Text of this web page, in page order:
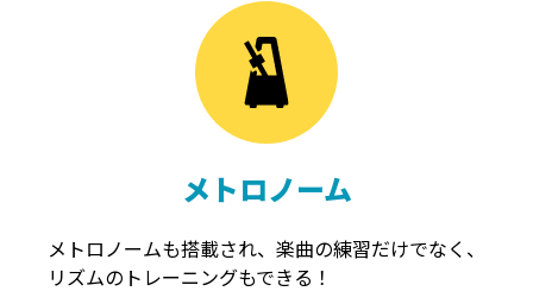
メトロノーム
メトロノームも搭載され、楽曲の練習だけでなく、
リズムのトレーニングもできる！